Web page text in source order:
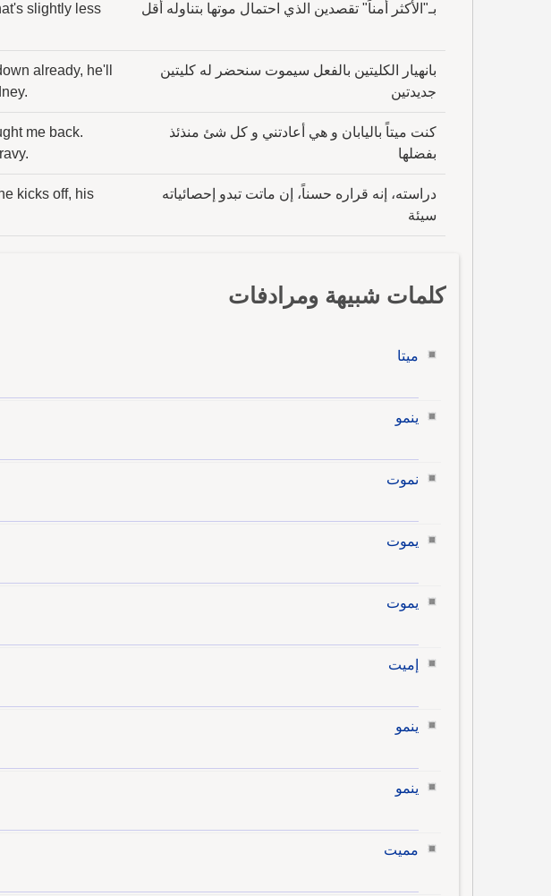
بـ"الأكثر أمناً" تقصدين الذي احتمال موتها بتناوله أقل
slightly less
بانهيار الكليتين بالفعل سيموت سنحضر له كليتين
جديدتين
already, he'll
كنت ميتاً باليابان و هي أعادتني و كل شئ منذئذ
بفضلها
me back.
دراسته، إنه قراره حسناً، إن ماتت تبدو إحصائياته
سيئة
kicks off, his
كلمات شبيهة ومرادفات
ميتا
ينمو
نموت
يموت
يموت
إميت
ينمو
ينمو
مميت